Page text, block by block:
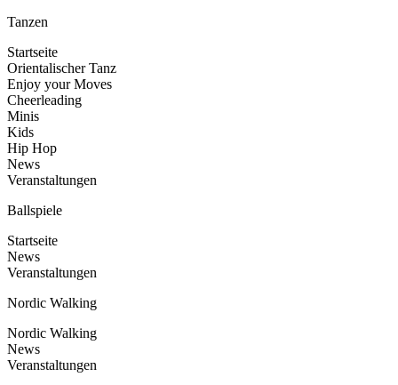
Tanzen
Startseite
Orientalischer Tanz
Enjoy your Moves
Cheerleading
Minis
Kids
Hip Hop
News
Veranstaltungen
Ballspiele
Startseite
News
Veranstaltungen
Nordic Walking
Nordic Walking
News
Veranstaltungen